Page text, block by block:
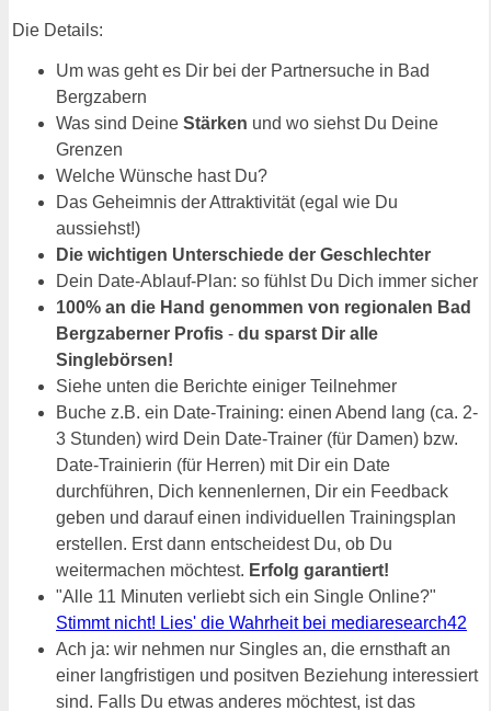
Die Details:
Um was geht es Dir bei der Partnersuche in Bad
Bergzabern
Was sind Deine Stärken und wo siehst Du Deine
Grenzen
Welche Wünsche hast Du?
Das Geheimnis der Attraktivität (egal wie Du
aussiehst!)
Die wichtigen Unterschiede der Geschlechter
Dein Date-Ablauf-Plan: so fühlst Du Dich immer sicher
100% an die Hand genommen von regionalen Bad
Bergzaberner Profis - du sparst Dir alle
Singlebörsen!
Siehe unten die Berichte einiger Teilnehmer
Buche z.B. ein Date-Training: einen Abend lang (ca. 2-
3 Stunden) wird Dein Date-Trainer (für Damen) bzw.
Date-Trainierin (für Herren) mit Dir ein Date
durchführen, Dich kennenlernen, Dir ein Feedback
geben und darauf einen individuellen Trainingsplan
erstellen. Erst dann entscheidest Du, ob Du
weitermachen möchtest. Erfolg garantiert!
"Alle 11 Minuten verliebt sich ein Single Online?"
Stimmt nicht! Lies' die Wahrheit bei mediaresearch42
Ach ja: wir nehmen nur Singles an, die ernsthaft an
einer langfristigen und positven Beziehung interessiert
sind. Falls Du etwas anderes möchtest, ist das